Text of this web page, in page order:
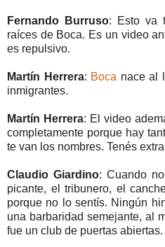
Fernando Burruso: Esto va
raíces de Boca. Es un video
es repulsivo.
Martín Herrera: Boca nace al
inmigrantes.
Martín Herrera: El video
completamente porque hay
te van los nombres. Tenés
Claudio Giardino: Cuando
picante, el tribunero, el
porque no lo sentís. Ningún
una barbaridad semejante, al
fue un club de puertas abiertas.